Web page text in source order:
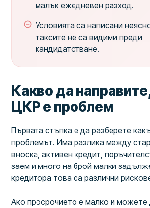
малък ежедневен разход.
Условията са написани
таксите не са видими преди
кандидатстване.
Какво да
ЦКР е проблем
Първата стъпка е да разберете
проблемът. Има разлика между
вноска, активен кредит,
заем и много на брой малки
кредитора това са различни
Ако просрочието е малко и можете